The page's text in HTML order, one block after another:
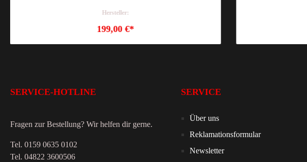
Hersteller:
199,00 €*
SERVICE-HOTLINE
Fragen zur Bestellung? Wir helfen dir gerne.
Tel. 0159 0635 0102
Tel. 04822 3600506
SERVICE
Über uns
Reklamationsformular
Newsletter